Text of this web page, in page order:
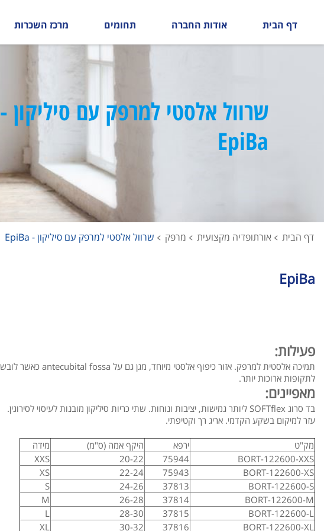
דף הבית אודות החברה תחומים מרכז השכרות
שרוול אלסטי למרפק עם סיליקון -
EpiBa
דף הבית אורתופדיה מקצועית מרפק שרוול אלסטי למרפק עם סיליקון - EpiBa
EpiBa
פעילות:
תמיכה אלסטית למרפק. אזור כיפוף אלסטי מיוחד, מגן גם על antecubital fossa כאשר לובשים אותו
לתקופות ארוכות יותר.
מאפיינים:
בד סרוג SOFTflex ליותר גמישות, יציבות ונוחות. שתי כריות סיליקון מובנות לעיסוי לסירוגין.
עזר למיקום בשקע הקדמי. אריג רך וקטיפתי.
מק"ט ירפא היקף אמה (ס"מ)
מידה
BORT-122600-XXS
75944
20-22
XXS
BORT-122600-XS
75943
22-24
XS
BORT-122600-S
37813
24-26
S
BORT-122600-M
37814
26-28
M
BORT-122600-L
37815
28-30
L
BORT-122600-XL
37816
30-32
XL